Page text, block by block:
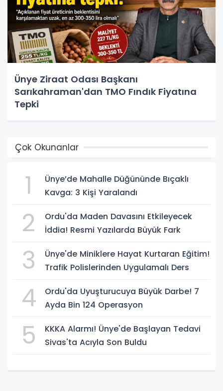
Ünye Ziraat Odası Başkanı
Sarıkahraman'dan TMO Fındık Fiyatına
Tepki
Çok Okunanlar
1
Ünye’de Mahalle Düğününde Bıçaklı
Kavga: 3 Kişi Yaralandı
2
Ordu'da Maden Davasını Etkileyecek
İddia! Resmi Yazılarda Büyük Fark
3
Ünye'de Miniklere Hayat Kurtaran Eğitim!
Trafik Polislerinden Uygulamalı Ders
4
Ordu'da Uyuşturucuya Büyük Darbe! 7
Ayda Bin 124 Operasyon
5
KKKA Alarmı! Ünye'de Başlayan Tedavi
Sivas'ta Acıyla Son Buldu